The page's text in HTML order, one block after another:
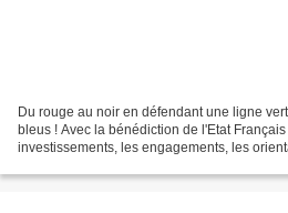
Du rouge au noir en défendant une ligne
bleus ! Avec la bénédiction de l'Etat
investissements, les engagements, les